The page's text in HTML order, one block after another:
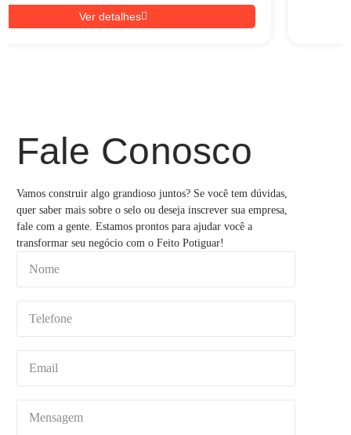
Fale Conosco
Vamos construir algo grandioso juntos? Se você tem dúvidas,
quer saber mais sobre o selo ou deseja inscrever sua empresa,
fale com a gente. Estamos prontos para ajudar você a
transformar seu negócio com o Feito Potiguar!